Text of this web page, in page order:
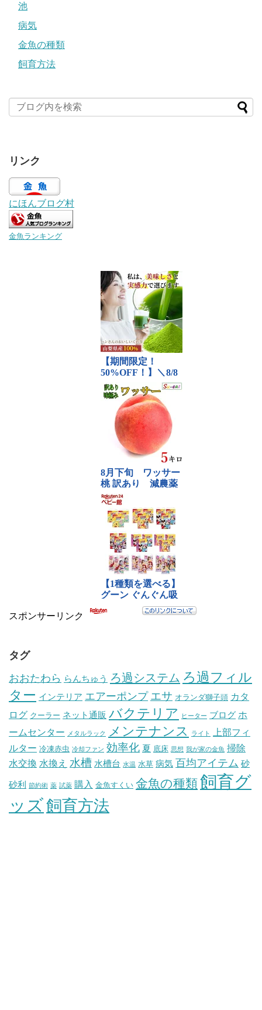
池
病気
金魚の種類
飼育方法
リンク
にほんブログ村
金魚ランキング
スポンサーリンク
タグ
おおたわら らんちゅう ろ過システム ろ過フィル
ター インテリア エアーポンプ エサ オランダ獅子頭 カタ
ログ クーラー ネット通販 バクテリア ヒーター ブログ ホ
ームセンター
メタルラック メンテナンス ライト
上部フィ
ルター 冷凍赤虫 冷却ファン 効率化 夏 底床 思想 我が家の金魚 掃除
水交換 水換え 水槽 水槽台 水温 水草 病気 百均アイテム 砂
砂利 節約術 薬 試薬 購入 金魚すくい 金魚の種類飼育グ
ッズ飼育方法